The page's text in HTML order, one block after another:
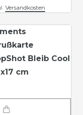
Versandkosten
Bleib Cool
cm